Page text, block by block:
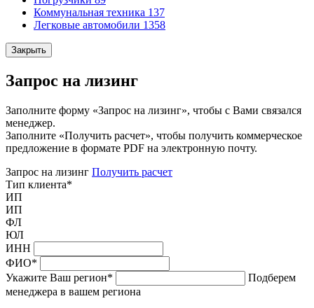
Коммунальная техника 137
Легковые автомобили 1358
Закрыть
Запрос на лизинг
Заполните форму «Запрос на лизинг», чтобы с Вами связался
менеджер.
Заполните «Получить расчет», чтобы получить коммерческое
предложение в формате PDF на электронную почту.
Запрос на лизинг Получить расчет
Тип клиента*
ИП
ИП
ФЛ
ЮЛ
ИНН
ФИО*
Укажите Ваш регион*
Подберем
менеджера в вашем региона